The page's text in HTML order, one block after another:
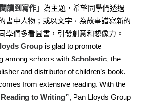
閱讀到寫作」 為主題，希望同學們透過
書中人物；或以文字，為故事譜寫新的
學們多看圖書，引發創意和想像力。
Group is glad to promote
among schools with Scholastic, the
and distributor of children’s book.
from extensive reading. With the
to Writing”, Pan Lloyds Group